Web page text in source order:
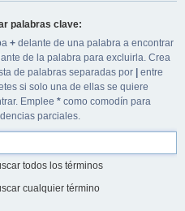
palabras clave:
+ delante de una palabra a encontrar
de la palabra para excluirla. Crea
de palabras separadas por
entre
si solo una de ellas se quiere
Emplee * como comodín para
parciales.
todos los términos
cualquier término